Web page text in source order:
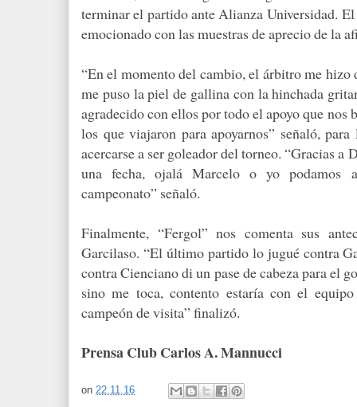
terminar el partido ante Alianza Universidad.
emocionado con las muestras de aprecio de la
“En el momento del cambio, el árbitro me hizo
me puso la piel de gallina con la hinchada
agradecido con ellos por todo el apoyo que nos
los que viajaron para apoyarnos” señaló,
acercarse a ser goleador del torneo. “Gracias a
una fecha, ojalá Marcelo o yo podamos
campeonato” señaló.
Finalmente, “Fergol” nos comenta sus
Garcilaso. “El último partido lo jugué contra
contra Cienciano di un pase de cabeza para el
sino me toca, contento estaría con el
campeón de visita” finalizó.
Prensa Club Carlos A. Mannucci
on 22.11.16